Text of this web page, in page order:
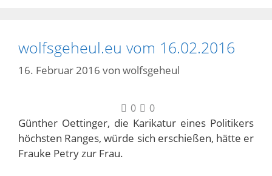
wolfsgeheul.eu vom 16.02.2016
16. Februar 2016 von wolfsgeheul
0 0
Günther Oettinger, die Karikatur eines Politikers
höchsten Ranges, würde sich erschießen, hätte er
Frauke Petry zur Frau.